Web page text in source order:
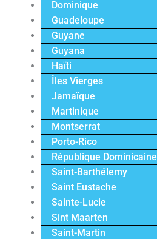
Dominique
Guadeloupe
Guyane
Guyana
Haïti
Îles Vierges
Jamaïque
Martinique
Montserrat
Porto-Rico
République Dominicaine
Saint-Barthélemy
Saint Eustache
Sainte-Lucie
Sint Maarten
Saint-Martin